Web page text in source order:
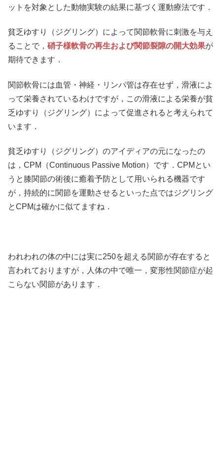
ットを対象とした動物実験の結果に基づく運動療法です．
貧乏ゆすり（ジグリング）によって関節軟骨に刺激を与え
ることで， 硝子様軟骨の再生および関節裂隙の開大効果が
期待できます．
関節軟骨には血管・神経・リンパ管は存在せず，滑液によ
って栄養されているわけですが，この滑液による栄養が貧
乏ゆすり（ジグリング）によって促進されると考えられて
います．
貧乏ゆすり（ジグリング）のアイディアの元になったの
は，CPM（Continuous Passive Motion）です．CPMとい
うと膝関節の術後に癒着予防として用いられる機器です
が，持続的に関節を運動させるといった点ではジグリング
とCPMは確かに似てますね．
われわれの体の中には実に250を超える関節が存在すると
言われておりますが，人体の中で唯一，変形性関節症が起
こらない関節があります．